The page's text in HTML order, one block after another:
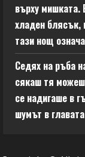
върху мишката.
хладен блясък,
тази нощ
Седях на ръба
сякаш тя
се надигаше в
шумът в